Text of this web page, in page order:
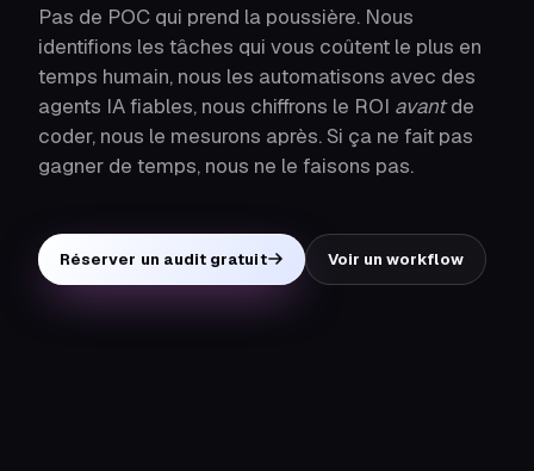
Pas de POC qui prend la poussière. Nous
identifions les tâches qui vous coûtent le plus en
temps humain, nous les automatisons avec des
agents IA fiables, nous chiffrons le ROI avantde
coder, nous le mesurons après. Si ça ne fait pas
gagner de temps, nous ne le faisons pas.
Réserver un audit gratuit Voir un workflow